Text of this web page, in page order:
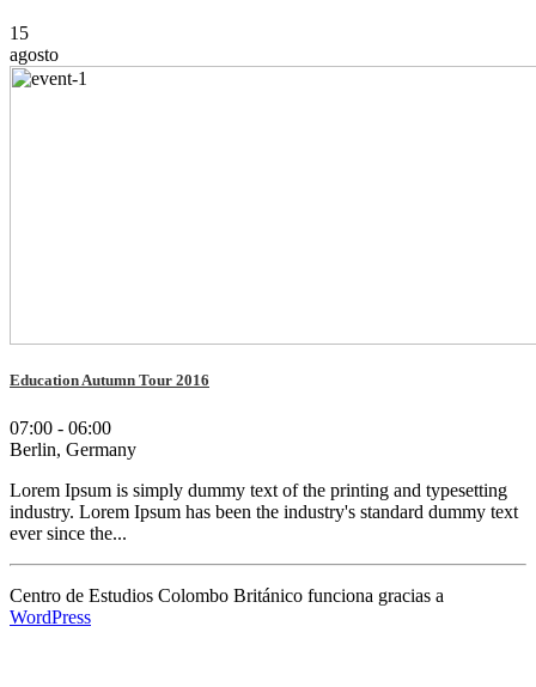
15
agosto
Education Autumn Tour 2016
07:00 - 06:00
Berlin, Germany
Lorem Ipsum is simply dummy text of the printing and typesetting
industry. Lorem Ipsum has been the industry's standard dummy text
ever since the...
Centro de Estudios Colombo Británico funciona gracias a
WordPress